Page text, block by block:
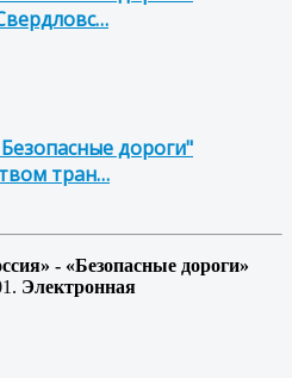
дороги"
тран…
- «Безопасные дороги»
Электронная